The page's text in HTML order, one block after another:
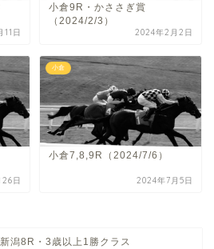
11日
小倉9R・かささぎ賞
（2024/2/3）
2024年2月2日
日
小倉
小倉7,8,9R（2024/7/6）
2024年7月5日
新潟8R・3歳以上1勝クラス